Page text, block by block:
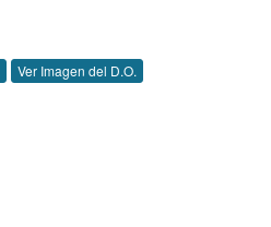
Ver Imagen del D.O.